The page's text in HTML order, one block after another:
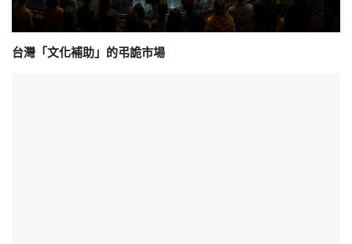
台灣「文化補助」的弔詭市場